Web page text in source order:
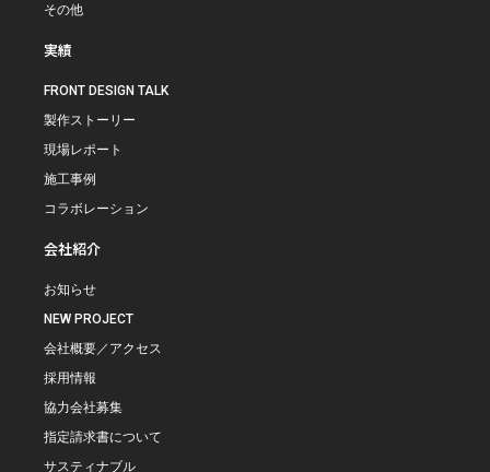
その他
実績
FRONT DESIGN TALK
製作ストーリー
現場レポート
施工事例
コラボレーション
会社紹介
お知らせ
NEW PROJECT
会社概要／アクセス
採用情報
協力会社募集
指定請求書について
サスティナブル